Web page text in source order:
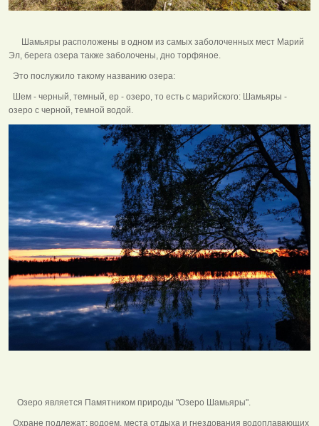
Шамьяры расположены в одном из самых заболоченных мест Марий
Эл, берега озера также заболочены, дно торфяное.
Это послужило такому названию озера:
Шем - черный, темный, ер - озеро, то есть с марийского: Шамьяры -
озеро с черной, темной водой.
Озеро является Памятником природы "Озеро Шамьяры".
Охране подлежат: водоем, места отдыха и гнездования водоплавающих